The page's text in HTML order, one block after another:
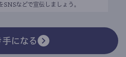
SNSなどで宣伝しましょう。
手になる